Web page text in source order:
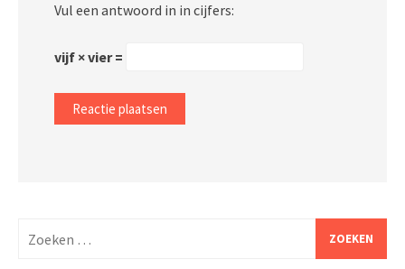
Vul een antwoord in in cijfers:
vijf × vier =
naar: